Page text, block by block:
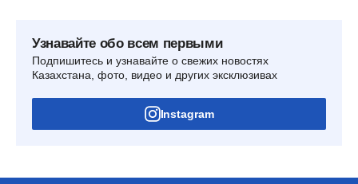
Узнавайте обо всем первыми
Подпишитесь и узнавайте о свежих новостях
Казахстана, фото, видео и других эксклюзивах
Instagram